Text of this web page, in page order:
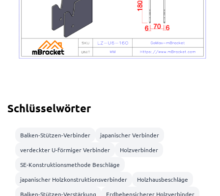
Schlüsselwörter
Balken-Stützen-Verbinder
japanischer Verbinder
verdeckter U-förmiger Verbinder
Holzverbinder
SE-Konstruktionsmethode Beschläge
japanischer Holzkonstruktionsverbinder
Holzhausbeschläge
Balken-Stützen-Verstärkung
Erdbebensicherer Holzverbinder